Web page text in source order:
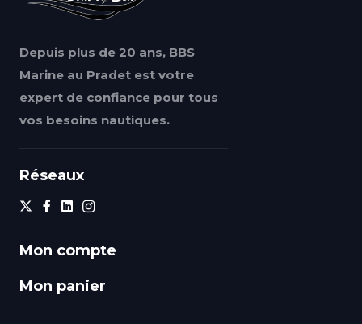
Depuis plus de 20 ans, BBS
Marine au Pradet est votre
expert de confiance pour tous
vos besoins nautiques.
Réseaux
Mon compte
Mon panier